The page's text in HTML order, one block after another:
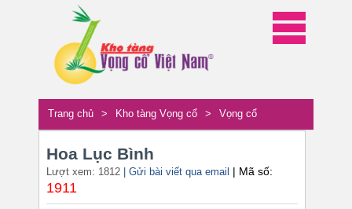
Trang chủ > Kho tàng Vọng cổ > Vọng cổ
Hoa Lục Bình
Lượt xem: 1812 | Gửi bài viết qua email | Mã số:
1911